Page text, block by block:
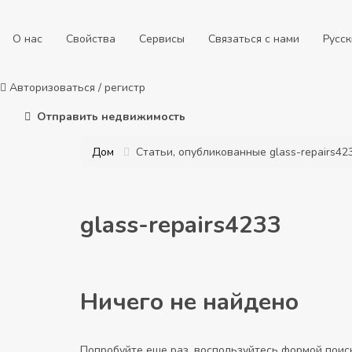
О нас Свойства Сервисы Связаться с нами
Авторизоваться / регистр
Отправить недвижимость
Дом Статьи, опубликованные glass-
glass-repairs4233
Ничего не найдено